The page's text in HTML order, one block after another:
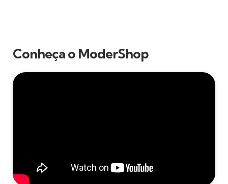
Conheça o ModerShop